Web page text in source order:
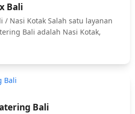
Bali
/ Nasi Kotak Salah satu layanan
Bali adalah Nasi Kotak,
Bali